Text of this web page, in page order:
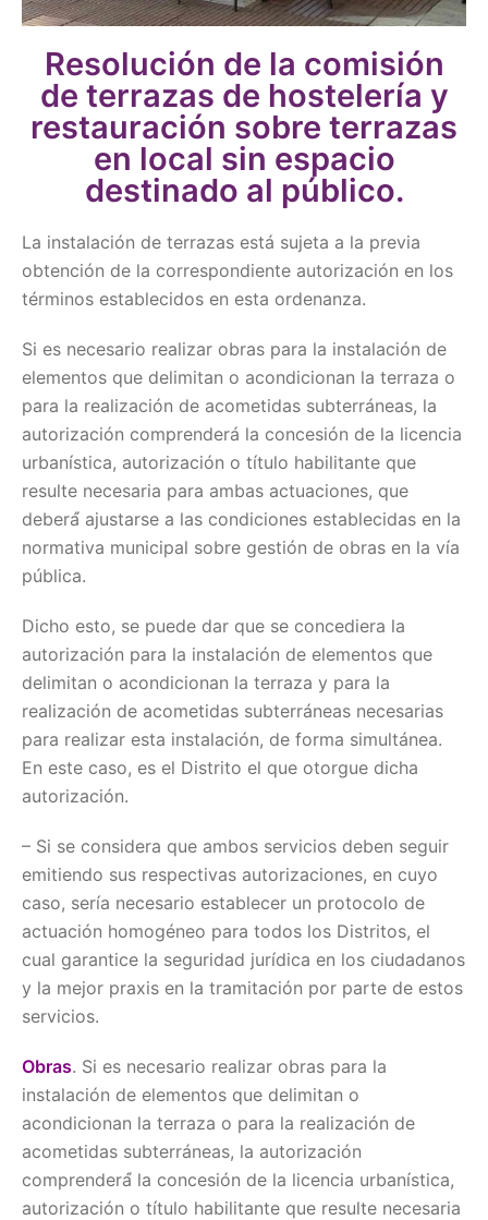
Resolución de la comisión
de terrazas de hostelería y
restauración sobre terrazas
en local sin espacio
destinado al público.
La instalación de terrazas está sujeta a la previa
obtención de la correspondiente autorización en los
términos establecidos en esta ordenanza.
Si es necesario realizar obras para la instalación de
elementos que delimitan o acondicionan la terraza o
para la realización de acometidas subterráneas, la
autorización comprenderá la concesión de la licencia
urbanística, autorización o título habilitante que
resulte necesaria para ambas actuaciones, que
deberá́ ajustarse a las condiciones establecidas en la
normativa municipal sobre gestión de obras en la vía
pública.
Dicho esto, se puede dar que se concediera la
autorización para la instalación de elementos que
delimitan o acondicionan la terraza y para la
realización de acometidas subterráneas necesarias
para realizar esta instalación, de forma simultánea.
En este caso, es el Distrito el que otorgue dicha
autorización.
– Si se considera que ambos servicios deben seguir
emitiendo sus respectivas autorizaciones, en cuyo
caso, sería necesario establecer un protocolo de
actuación homogéneo para todos los Distritos, el
cual garantice la seguridad jurídica en los ciudadanos
y la mejor praxis en la tramitación por parte de estos
servicios.
Obras. Si es necesario realizar obras para la
instalación de elementos que delimitan o
acondicionan la terraza o para la realización de
acometidas subterráneas, la autorización
comprenderá́ la concesión de la licencia urbanística,
autorización o título habilitante que resulte necesaria